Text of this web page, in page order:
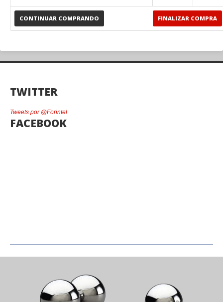
CONTINUAR COMPRANDO FINALIZAR COMPRA
TWITTER
Tweets por @Forintel
FACEBOOK